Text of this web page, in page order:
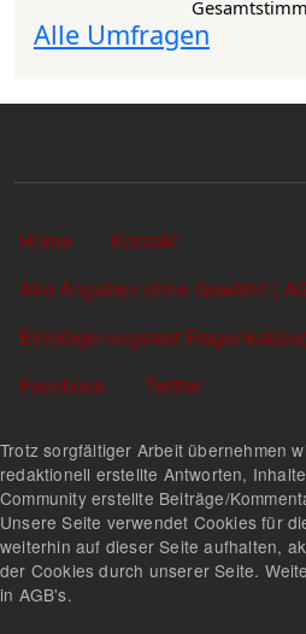
Alle Umfragen
Sekundärlinks
Home
Kontakt
Alle Angaben ohne Gewähr! |
Einbürgerungstest
Facebook
Twitter
Trotz sorgfältiger Arbeit übernehmen
redaktionell erstellte Antworten,
Community erstellte Beiträge/
Unsere Seite verwendet Cookies für
weiterhin auf dieser Seite aufhalten,
der Cookies durch unserer Seite.
in AGB's.